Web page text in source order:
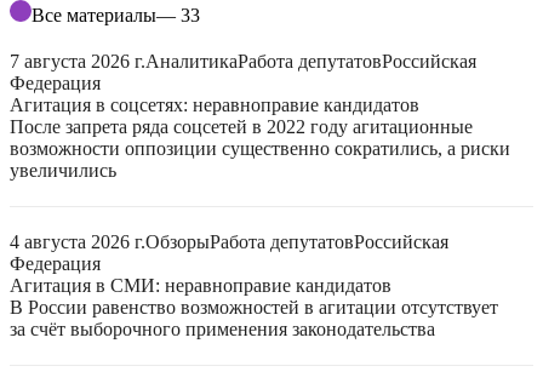
Все материалы— 33
7 августа 2026 г.АналитикаРабота депутатовРоссийская
Федерация
Агитация в соцсетях: неравноправие кандидатов
После запрета ряда соцсетей в 2022 году агитационные
возможности оппозиции существенно сократились, а риски
увеличились
4 августа 2026 г.ОбзорыРабота депутатовРоссийская
Федерация
Агитация в СМИ: неравноправие кандидатов
В России равенство возможностей в агитации отсутствует
за счёт выборочного применения законодательства